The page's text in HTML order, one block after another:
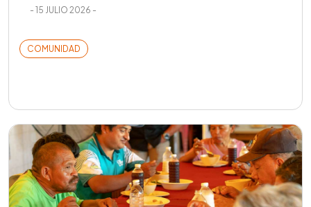
- 15 JULIO 2026 -
COMUNIDAD